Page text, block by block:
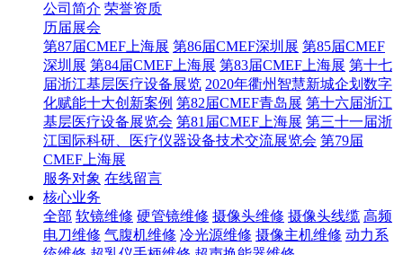
公司简介 荣誉资质
历届展会
第87届CMEF上海展 第86届CMEF深圳展 第85届CMEF
深圳展 第84届CMEF上海展 第83届CMEF上海展 第十七
届浙江基层医疗设备展览 2020年衢州智慧新城企划数字
化赋能十大创新案例 第82届CMEF青岛展 第十六届浙江
基层医疗设备展览会 第81届CMEF上海展 第三十一届浙
江国际科研、医疗仪器设备技术交流展览会 第79届
CMEF上海展
服务对象 在线留言
核心业务
全部 软镜维修 硬管镜维修 摄像头维修 摄像头线缆 高频
电刀维修 气腹机维修 冷光源维修 摄像主机维修 动力系